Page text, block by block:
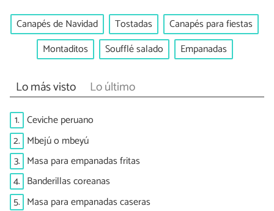
Canapés de Navidad Tostadas
Canapés para fiestas
Montaditos
Soufflé salado Empanadas
Lo más visto Lo último
1. Ceviche peruano
2. Mbejú o mbeyú
3. Masa para empanadas fritas
4. Banderillas coreanas
5. Masa para empanadas caseras